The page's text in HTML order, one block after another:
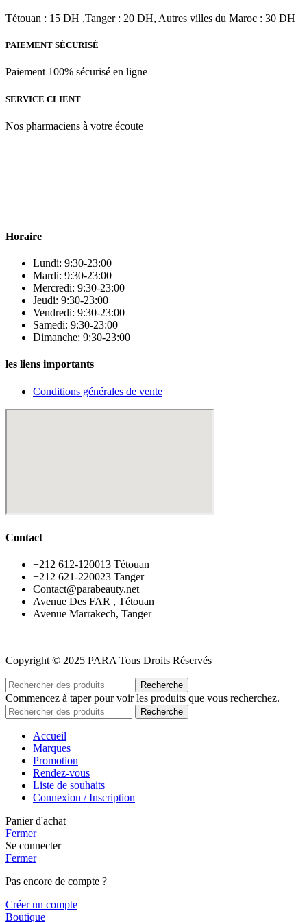
د.م.351.00.
Tétouan : 15 DH ,Tanger : 20 DH, Autres villes du Maroc : 30 DH
PAIEMENT SÉCURISÉ
Paiement 100% sécurisé en ligne
SERVICE CLIENT
Nos pharmaciens à votre écoute
Horaire
Lundi: 9:30-23:00
Mardi: 9:30-23:00
Mercredi: 9:30-23:00
Jeudi: 9:30-23:00
Vendredi: 9:30-23:00
Samedi: 9:30-23:00
Dimanche: 9:30-23:00
les liens importants
Conditions générales de vente
Contact
‪+212 612-120013 Tétouan
‪+212 621-220023 Tanger
Contact@parabeauty.net
Avenue Des FAR , Tétouan
Avenue Marrakech, Tanger
Copyright © 2025 PARA Tous Droits Réservés
Recherche
Commencez à taper pour voir les produits que vous recherchez.
Recherche
Accueil
Marques
Promotion
Rendez-vous
Liste de souhaits
Connexion / Inscription
Panier d'achat
Fermer
Se connecter
Fermer
Pas encore de compte ?
Créer un compte
Boutique